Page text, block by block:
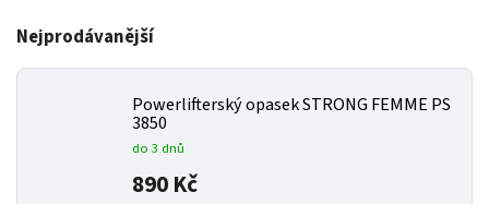
Nejprodávanější
Powerlifterský opasek STRONG FEMME PS
3850
do 3 dnů
890 Kč